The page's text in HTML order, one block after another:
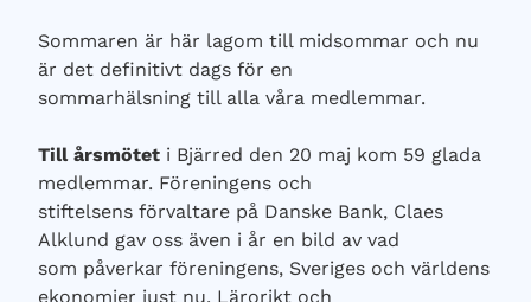
Sommaren är här lagom till midsommar och nu
är det definitivt dags för en
sommarhälsning till alla våra medlemmar.
Till årsmötet i Bjärred den 20 maj kom 59 glada
medlemmar. Föreningens och
stiftelsens förvaltare på Danske Bank, Claes
Alklund gav oss även i år en bild av vad
som påverkar föreningens, Sveriges och världens
ekonomier just nu. Lärorikt och